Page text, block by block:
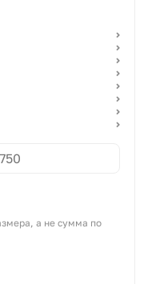
⌄
⌄
⌄
⌄
⌄
⌄
⌄
⌄
а не сумма по